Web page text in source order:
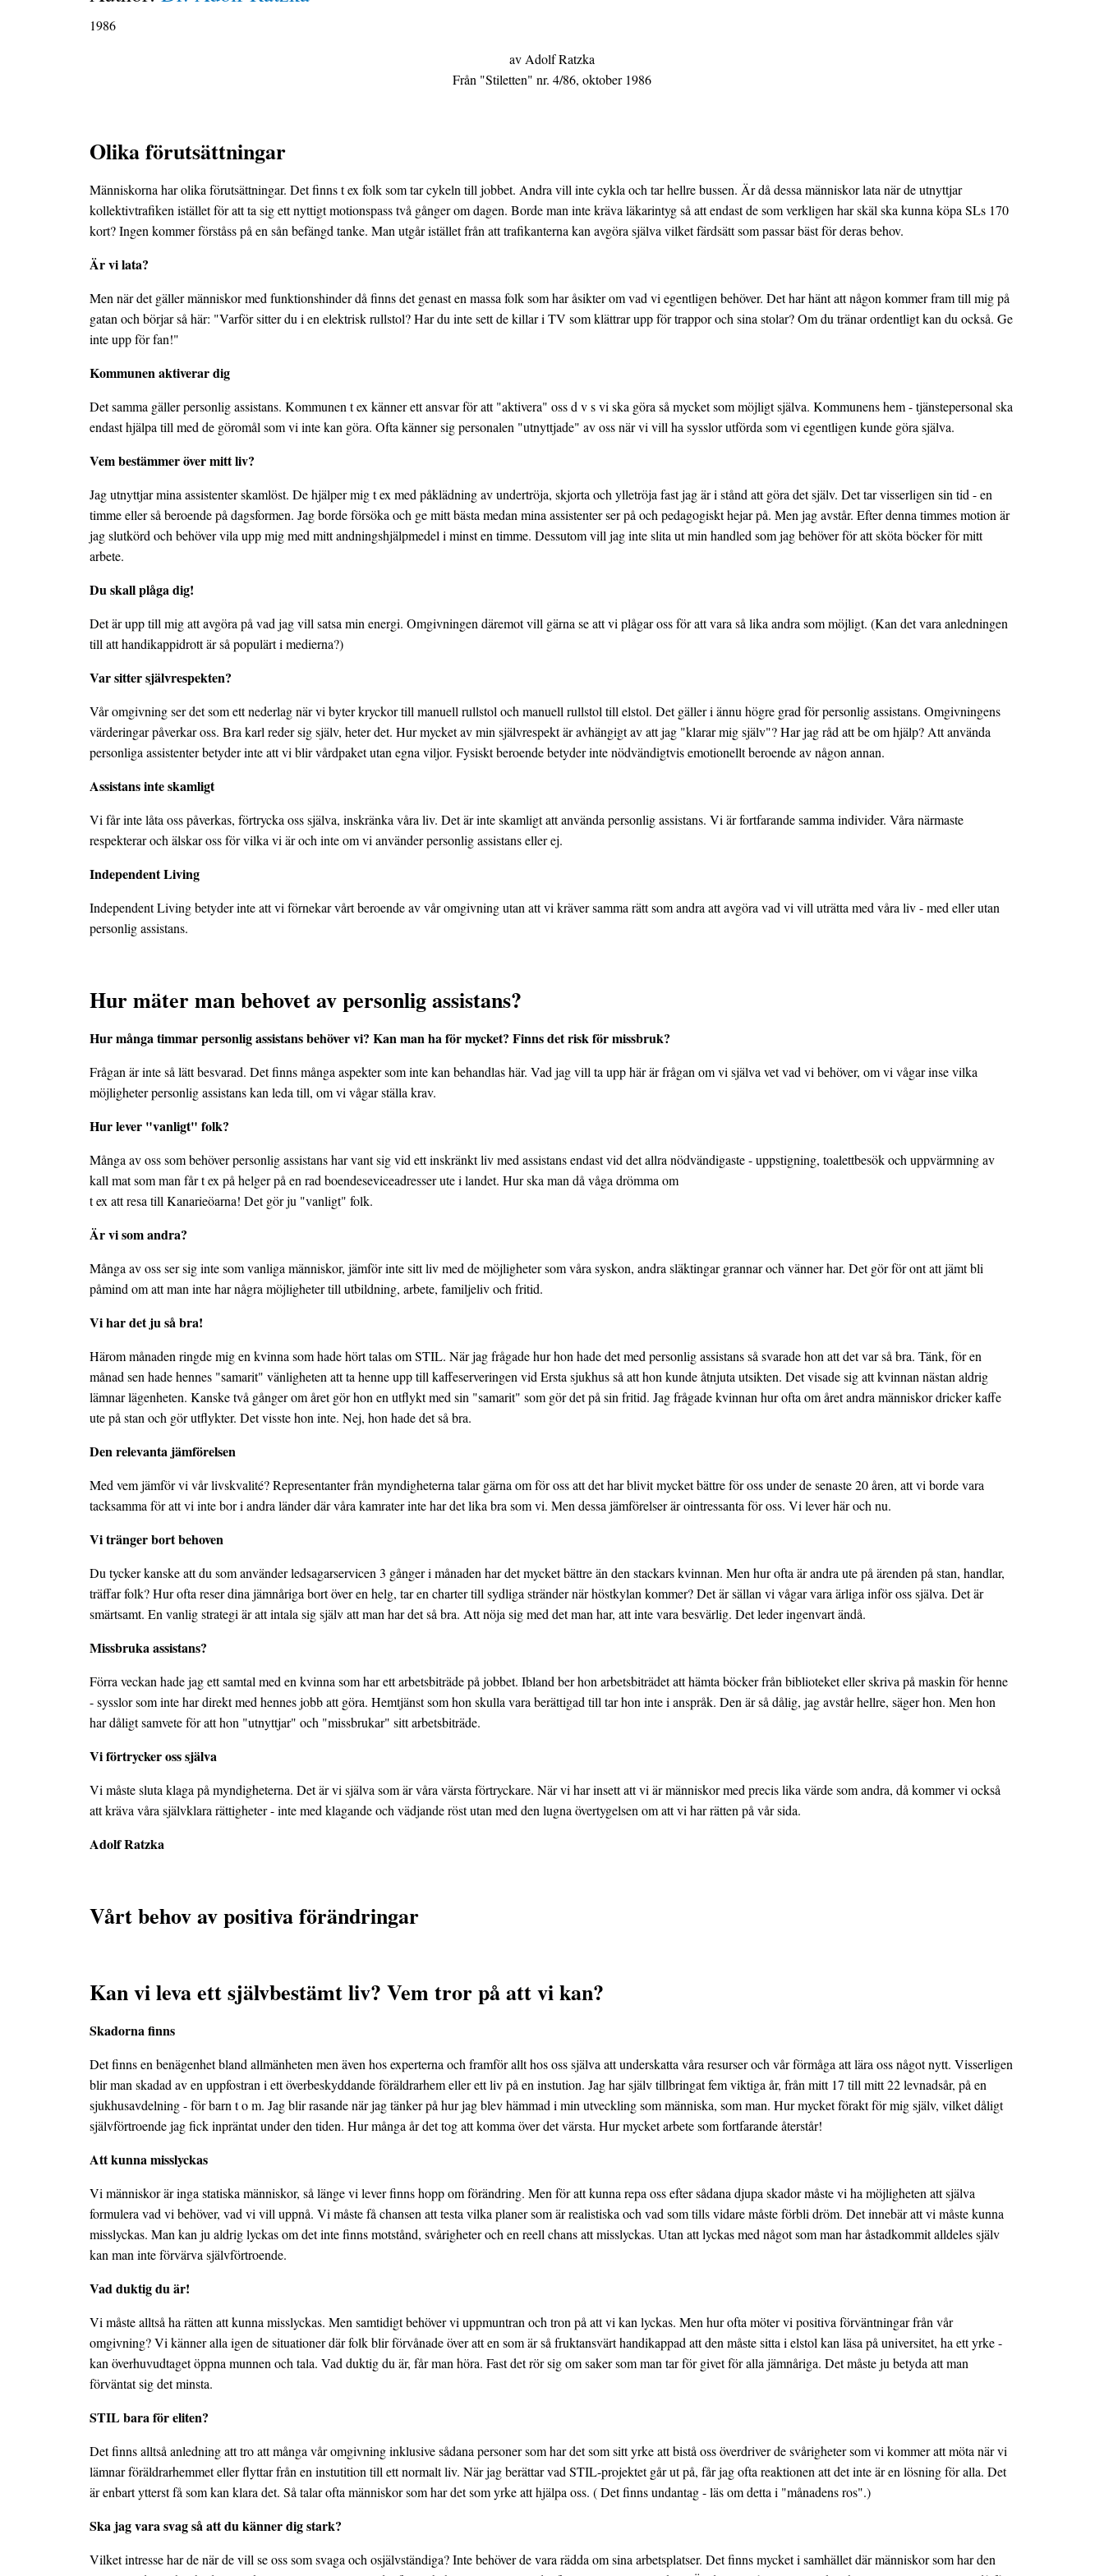
1986
av Adolf Ratzka
Från "Stiletten" nr. 4/86, oktober 1986
Olika förutsättningar
Människorna har olika förutsättningar. Det finns t ex folk som tar cykeln till jobbet. Andra vill inte cykla och tar hellre bussen. Är då dessa människor lata när de utnyttjar
kollektivtrafiken istället för att ta sig ett nyttigt motionspass två gånger om dagen. Borde man inte kräva läkarintyg så att endast de som verkligen har skäl ska kunna köpa SLs 170
kort? Ingen kommer förståss på en sån befängd tanke. Man utgår istället från att trafikanterna kan avgöra själva vilket färdsätt som passar bäst för deras behov.
Är vi lata?
Men när det gäller människor med funktionshinder då finns det genast en massa folk som har åsikter om vad vi egentligen behöver. Det har hänt att någon kommer fram till mig på
gatan och börjar så här: "Varför sitter du i en elektrisk rullstol? Har du inte sett de killar i TV som klättrar upp för trappor och sina stolar? Om du tränar ordentligt kan du också. Ge
inte upp för fan!"
Kommunen aktiverar dig
Det samma gäller personlig assistans. Kommunen t ex känner ett ansvar för att "aktivera" oss d v s vi ska göra så mycket som möjligt själva. Kommunens hem - tjänstepersonal ska
endast hjälpa till med de göromål som vi inte kan göra. Ofta känner sig personalen "utnyttjade" av oss när vi vill ha sysslor utförda som vi egentligen kunde göra själva.
Vem bestämmer över mitt liv?
Jag utnyttjar mina assistenter skamlöst. De hjälper mig t ex med påklädning av undertröja, skjorta och ylletröja fast jag är i stånd att göra det själv. Det tar visserligen sin tid - en
timme eller så beroende på dagsformen. Jag borde försöka och ge mitt bästa medan mina assistenter ser på och pedagogiskt hejar på. Men jag avstår. Efter denna timmes motion är
jag slutkörd och behöver vila upp mig med mitt andningshjälpmedel i minst en timme. Dessutom vill jag inte slita ut min handled som jag behöver för att sköta böcker för mitt
arbete.
Du skall plåga dig!
Det är upp till mig att avgöra på vad jag vill satsa min energi. Omgivningen däremot vill gärna se att vi plågar oss för att vara så lika andra som möjligt. (Kan det vara anledningen
till att handikappidrott är så populärt i medierna?)
Var sitter självrespekten?
Vår omgivning ser det som ett nederlag när vi byter kryckor till manuell rullstol och manuell rullstol till elstol. Det gäller i ännu högre grad för personlig assistans. Omgivningens
värderingar påverkar oss. Bra karl reder sig själv, heter det. Hur mycket av min självrespekt är avhängigt av att jag "klarar mig själv"? Har jag råd att be om hjälp? Att använda
personliga assistenter betyder inte att vi blir vårdpaket utan egna viljor. Fysiskt beroende betyder inte nödvändigtvis emotionellt beroende av någon annan.
Assistans inte skamligt
Vi får inte låta oss påverkas, förtrycka oss själva, inskränka våra liv. Det är inte skamligt att använda personlig assistans. Vi är fortfarande samma individer. Våra närmaste
respekterar och älskar oss för vilka vi är och inte om vi använder personlig assistans eller ej.
Independent Living
Independent Living betyder inte att vi förnekar vårt beroende av vår omgivning utan att vi kräver samma rätt som andra att avgöra vad vi vill uträtta med våra liv - med eller utan
personlig assistans.
Hur mäter man behovet av personlig assistans?
Hur många timmar personlig assistans behöver vi? Kan man ha för mycket? Finns det risk för missbruk?
Frågan är inte så lätt besvarad. Det finns många aspekter som inte kan behandlas här. Vad jag vill ta upp här är frågan om vi själva vet vad vi behöver, om vi vågar inse vilka
möjligheter personlig assistans kan leda till, om vi vågar ställa krav.
Hur lever "vanligt" folk?
Många av oss som behöver personlig assistans har vant sig vid ett inskränkt liv med assistans endast vid det allra nödvändigaste - uppstigning, toalettbesök och uppvärmning av
kall mat som man får t ex på helger på en rad boendeseviceadresser ute i landet. Hur ska man då våga drömma om
t ex att resa till Kanarieöarna! Det gör ju "vanligt" folk.
Är vi som andra?
Många av oss ser sig inte som vanliga människor, jämför inte sitt liv med de möjligheter som våra syskon, andra släktingar grannar och vänner har. Det gör för ont att jämt bli
påmind om att man inte har några möjligheter till utbildning, arbete, familjeliv och fritid.
Vi har det ju så bra!
Härom månaden ringde mig en kvinna som hade hört talas om STIL. När jag frågade hur hon hade det med personlig assistans så svarade hon att det var så bra. Tänk, för en
månad sen hade hennes "samarit" vänligheten att ta henne upp till kaffeserveringen vid Ersta sjukhus så att hon kunde åtnjuta utsikten. Det visade sig att kvinnan nästan aldrig
lämnar lägenheten. Kanske två gånger om året gör hon en utflykt med sin "samarit" som gör det på sin fritid. Jag frågade kvinnan hur ofta om året andra människor dricker kaffe
ute på stan och gör utflykter. Det visste hon inte. Nej, hon hade det så bra.
Den relevanta jämförelsen
Med vem jämför vi vår livskvalité? Representanter från myndigheterna talar gärna om för oss att det har blivit mycket bättre för oss under de senaste 20 åren, att vi borde vara
tacksamma för att vi inte bor i andra länder där våra kamrater inte har det lika bra som vi. Men dessa jämförelser är ointressanta för oss. Vi lever här och nu.
Vi tränger bort behoven
Du tycker kanske att du som använder ledsagarservicen 3 gånger i månaden har det mycket bättre än den stackars kvinnan. Men hur ofta är andra ute på ärenden på stan, handlar,
träffar folk? Hur ofta reser dina jämnåriga bort över en helg, tar en charter till sydliga stränder när höstkylan kommer? Det är sällan vi vågar vara ärliga inför oss själva. Det är
smärtsamt. En vanlig strategi är att intala sig själv att man har det så bra. Att nöja sig med det man har, att inte vara besvärlig. Det leder ingenvart ändå.
Missbruka assistans?
Förra veckan hade jag ett samtal med en kvinna som har ett arbetsbiträde på jobbet. Ibland ber hon arbetsbiträdet att hämta böcker från biblioteket eller skriva på maskin för henne
- sysslor som inte har direkt med hennes jobb att göra. Hemtjänst som hon skulla vara berättigad till tar hon inte i anspråk. Den är så dålig, jag avstår hellre, säger hon. Men hon
har dåligt samvete för att hon "utnyttjar" och "missbrukar" sitt arbetsbiträde.
Vi förtrycker oss själva
Vi måste sluta klaga på myndigheterna. Det är vi själva som är våra värsta förtryckare. När vi har insett att vi är människor med precis lika värde som andra, då kommer vi också
att kräva våra självklara rättigheter - inte med klagande och vädjande röst utan med den lugna övertygelsen om att vi har rätten på vår sida.
AdolfRatzka
Vårt behov av positiva förändringar
Kan vi leva ett självbestämt liv? Vem tror på att vi kan?
Skadorna finns
Det finns en benägenhet bland allmänheten men även hos experterna och framför allt hos oss själva att underskatta våra resurser och vår förmåga att lära oss något nytt. Visserligen
blir man skadad av en uppfostran i ett överbeskyddande föräldrarhem eller ett liv på en instution. Jag har själv tillbringat fem viktiga år, från mitt 17 till mitt 22 levnadsår, på en
sjukhusavdelning - för barn t o m. Jag blir rasande när jag tänker på hur jag blev hämmad i min utveckling som människa, som man. Hur mycket förakt för mig själv, vilket dåligt
självförtroende jag fick inpräntat under den tiden. Hur många år det tog att komma över det värsta. Hur mycket arbete som fortfarande återstår!
Att kunna misslyckas
Vi människor är inga statiska människor, så länge vi lever finns hopp om förändring. Men för att kunna repa oss efter sådana djupa skador måste vi ha möjligheten att själva
formulera vad vi behöver, vad vi vill uppnå. Vi måste få chansen att testa vilka planer som är realistiska och vad som tills vidare måste förbli dröm. Det innebär att vi måste kunna
misslyckas. Man kan ju aldrig lyckas om det inte finns motstånd, svårigheter och en reell chans att misslyckas. Utan att lyckas med något som man har åstadkommit alldeles själv
kan man inte förvärva självförtroende.
Vad duktig du är!
Vi måste alltså ha rätten att kunna misslyckas. Men samtidigt behöver vi uppmuntran och tron på att vi kan lyckas. Men hur ofta möter vi positiva förväntningar från vår
omgivning? Vi känner alla igen de situationer där folk blir förvånade över att en som är så fruktansvärt handikappad att den måste sitta i elstol kan läsa på universitet, ha ett yrke -
kan överhuvudtaget öppna munnen och tala. Vad duktig du är, får man höra. Fast det rör sig om saker som man tar för givet för alla jämnåriga. Det måste ju betyda att man
förväntat sig det minsta.
STIL bara för eliten?
Det finns alltså anledning att tro att många vår omgivning inklusive sådana personer som har det som sitt yrke att bistå oss överdriver de svårigheter som vi kommer att möta när vi
lämnar föräldrarhemmet eller flyttar från en instutition till ett normalt liv. När jag berättar vad STIL-projektet går ut på, får jag ofta reaktionen att det inte är en lösning för alla. Det
är enbart ytterst få som kan klara det. Så talar ofta människor som har det som yrke att hjälpa oss. ( Det finns undantag - läs om detta i "månadens ros".)
Ska jag vara svag så att du känner dig stark?
Vilket intresse har de när de vill se oss som svaga och osjälvständiga? Inte behöver de vara rädda om sina arbetsplatser. Det finns mycket i samhället där människor som har den